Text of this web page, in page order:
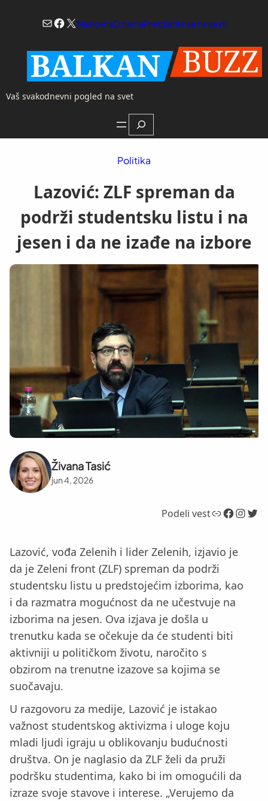
Mail
Facebook
X NaslovnaO namaPretplatite se na vesti
Vaš svakodnevni pogled na svet
Search
Politika
Lazović: ZLF spreman da
podrži studentsku listu i na
jesen i da ne izađe na izbore
Živana Tasić
jun 4, 2026
Podeli vestLink Facebook InstagramTwitter
Lazović, vođa Zelenih i lider Zelenih, izjavio je
da je Zeleni front (ZLF) spreman da podrži
studentsku listu u predstojećim izborima, kao
i da razmatra mogućnost da ne učestvuje na
izborima na jesen. Ova izjava je došla u
trenutku kada se očekuje da će studenti biti
aktivniji u političkom životu, naročito s
obzirom na trenutne izazove sa kojima se
suočavaju.
U razgovoru za medije, Lazović je istakao
važnost studentskog aktivizma i uloge koju
mladi ljudi igraju u oblikovanju budućnosti
društva. On je naglasio da ZLF želi da pruži
podršku studentima, kako bi im omogućili da
izraze svoje stavove i interese. „Verujemo da